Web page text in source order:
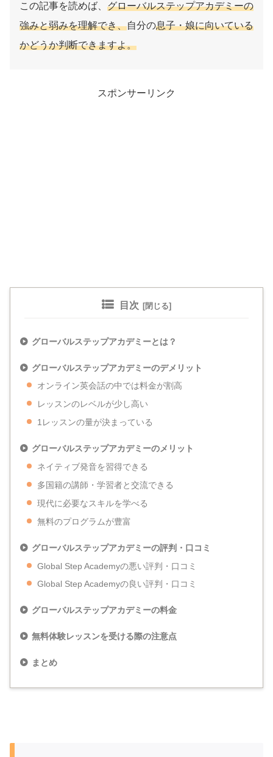
この記事を読めば、 グローバルステップアカデミーの
強みと弱みを理解でき、自分の息子・娘に向いている
かどうか判断できますよ。
スポンサーリンク
目次
グローバルステップアカデミーとは？
グローバルステップアカデミーのデメリット
オンライン英会話の中では料金が割高
レッスンのレベルが少し高い
1レッスンの量が決まっている
グローバルステップアカデミーのメリット
ネイティブ発音を習得できる
多国籍の講師・学習者と交流できる
現代に必要なスキルを学べる
無料のプログラムが豊富
グローバルステップアカデミーの評判・口コミ
Global Step Academyの悪い評判・口コミ
Global Step Academyの良い評判・口コミ
グローバルステップアカデミーの料金
無料体験レッスンを受ける際の注意点
まとめ